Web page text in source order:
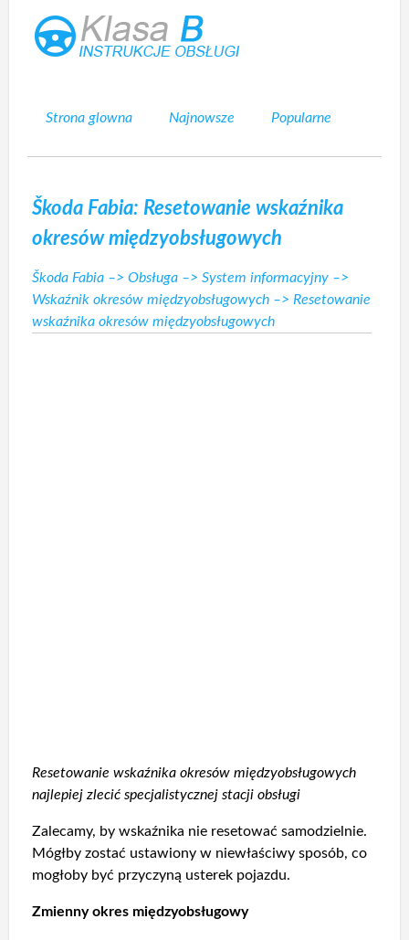
Strona glowna Najnowsze Popularne
Škoda Fabia: Resetowanie wskaźnika
okresów międzyobsługowych
Škoda Fabia –> Obsługa –> System informacyjny –>
Wskaźnik okresów międzyobsługowych –> Resetowanie
wskaźnika okresów międzyobsługowych
Resetowanie wskaźnika okresów międzyobsługowych
najlepiej zlecić specjalistycznej stacji obsługi
Zalecamy, by wskaźnika nie resetować samodzielnie.
Mógłby zostać ustawiony w niewłaściwy sposób, co
mogłoby być przyczyną usterek pojazdu.
Zmienny okres międzyobsługowy